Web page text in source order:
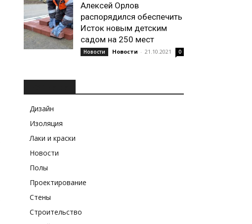
Алексей Орлов
распорядился обеспечить
Исток новым детским
садом на 250 мест
Новости Новости - 21.10.2021 0
Дизайн
Изоляция
Лаки и краски
Новости
Полы
Проектирование
Стены
Строительство